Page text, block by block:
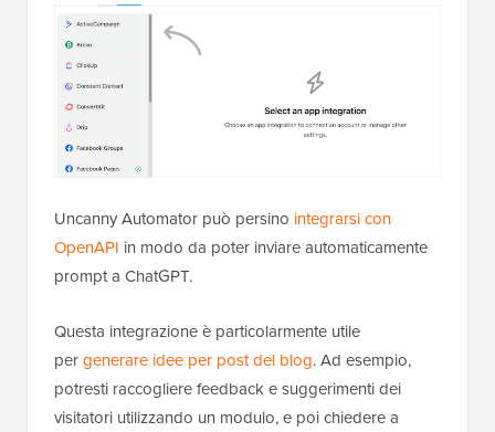
Uncanny Automator può persino integrarsi con
OpenAPI in modo da poter inviare automaticamente
prompt a ChatGPT.
Questa integrazione è particolarmente utile
pergenerare idee per post del blog. Ad esempio,
potresti raccogliere feedback e suggerimenti dei
visitatori utilizzando un modulo, e poi chiedere a